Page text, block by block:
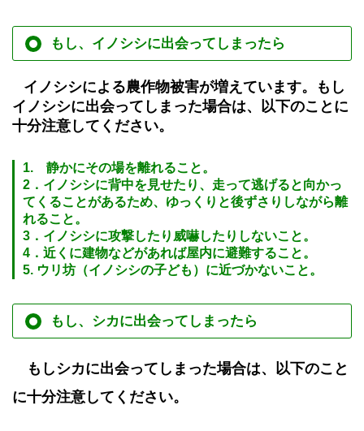
もし、イノシシに出会ってしまったら
イノシシによる農作物被害が増えています。
もし
イノシシに出会ってしまった場合は、以下のことに
十分注意してください。
1. 静かにその場を離れること。
2．イノシシに背中を見せたり、走って逃げると向かっ
てくることがあるため、ゆっくりと後ずさりしながら離
れること。
3．イノシシに攻撃したり威嚇したりしないこと。
4．近くに建物などがあれば屋内に避難すること。
5. ウリ坊（イノシシの子ども）に近づかないこと。
もし、シカに出会ってしまったら
もしシカに出会ってしまった場合は、以下のこと
に十分注意してください。